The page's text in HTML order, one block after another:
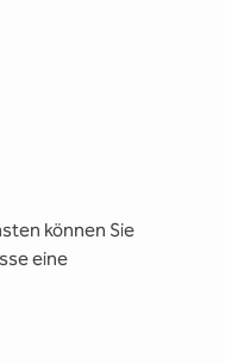
können Sie
eine